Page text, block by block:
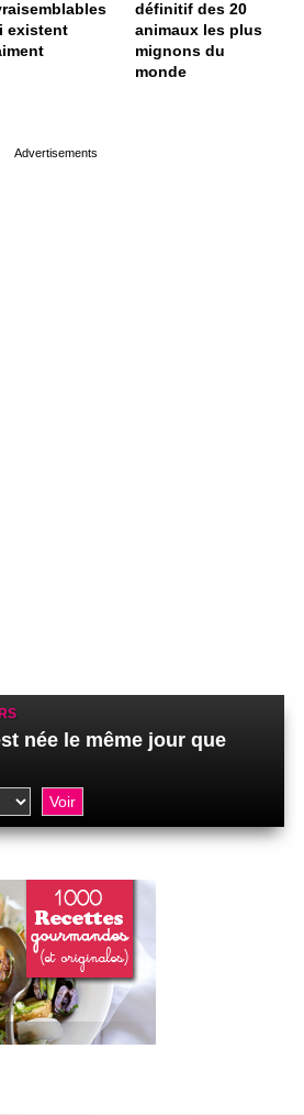
existent
définitif des 20
animaux les plus
mignons du
monde
née le même jour que